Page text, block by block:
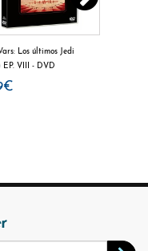
Los últimos Jedi
EP. VIII - DVD